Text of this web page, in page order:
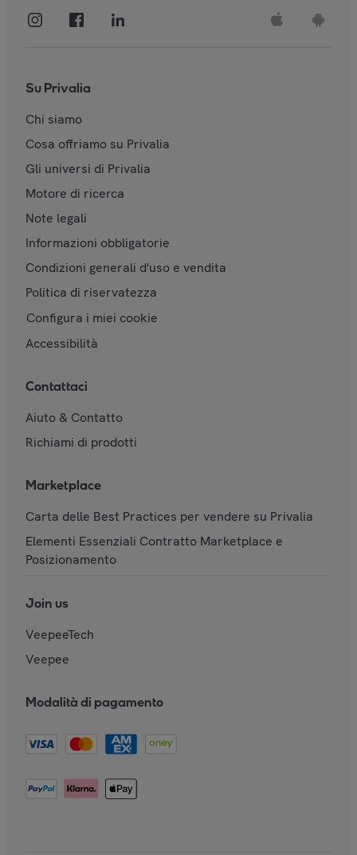
Su Privalia
Chi siamo
Cosa offriamo su Privalia
Gli universi di Privalia
Motore di ricerca
Note legali
Informazioni obbligatorie
Condizioni generali d'uso e vendita
Politica di riservatezza
Configura i miei cookie
Accessibilità
Contattaci
Aiuto & Contatto
Richiami di prodotti
Marketplace
Carta delle Best Practices per vendere su Privalia
Elementi Essenziali Contratto Marketplace e
Posizionamento
Join us
VeepeeTech
Veepee
Modalità di pagamento